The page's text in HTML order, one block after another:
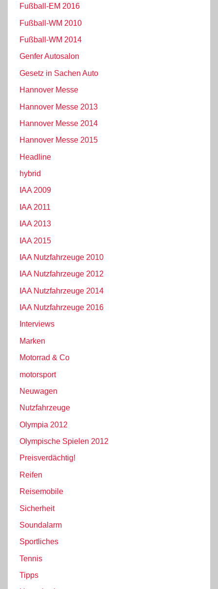
Fußball-EM 2016
Fußball-WM 2010
Fußball-WM 2014
Genfer Autosalon
Gesetz in Sachen Auto
Hannover Messe
Hannover Messe 2013
Hannover Messe 2014
Hannover Messe 2015
Headline
hybrid
IAA 2009
IAA 2011
IAA 2013
IAA 2015
IAA Nutzfahrzeuge 2010
IAA Nutzfahrzeuge 2012
IAA Nutzfahrzeuge 2014
IAA Nutzfahrzeuge 2016
Interviews
Marken
Motorrad & Co
motorsport
Neuwagen
Nutzfahrzeuge
Olympia 2012
Olympische Spielen 2012
Preisverdächtig!
Reifen
Reisemobile
Sicherheit
Soundalarm
Sportliches
Tennis
Tipps